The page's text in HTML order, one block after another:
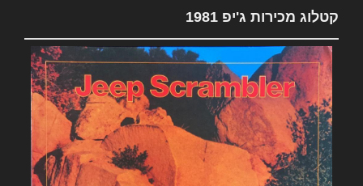
קטלוג מכירות ג'יפ 1981